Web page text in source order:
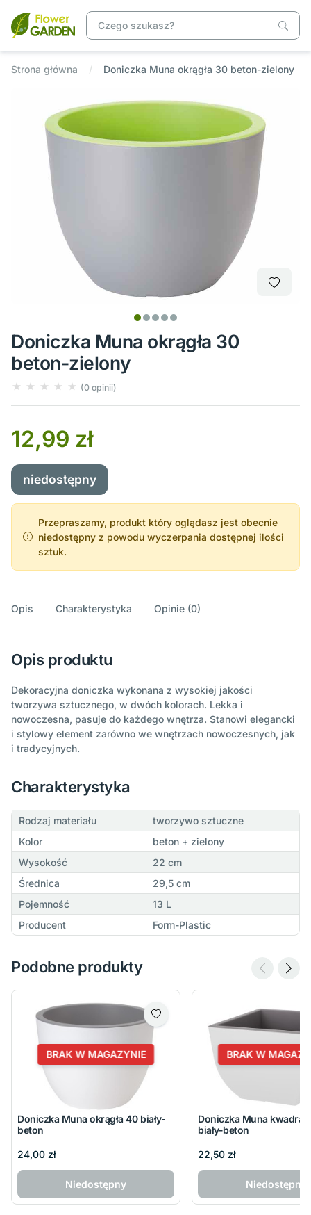
Strona główna Doniczka Muna okrągła 30 beton-zielony
Doniczka Muna okrągła 30
beton-zielony
(0 opinii)
12,99 zł
niedostępny
Przepraszamy, produkt który oglądasz jest obecnie
niedostępny z powodu wyczerpania dostępnej ilości
sztuk.
Opis Charakterystyka Opinie (0)
Opis produktu
Dekoracyjna doniczka wykonana z wysokiej jakości
tworzywa sztucznego, w dwóch kolorach. Lekka i
nowoczesna, pasuje do każdego wnętrza. Stanowi elegancki
i stylowy element zarówno we wnętrzach nowoczesnych, jak
i tradycyjnych.
Charakterystyka
Rodzaj materiału
tworzywo sztuczne
Kolor
beton + zielony
Wysokość
22 cm
Średnica
29,5 cm
Pojemność
13 L
Producent
Form-Plastic
Podobne produkty
BRAK W MAGAZYNIE
Doniczka Muna okrągła 40 biały-
beton
24,00 zł
Niedostępny
BRAK W
Doniczka Muna
biały-beton
22,50 zł
Niedostępny